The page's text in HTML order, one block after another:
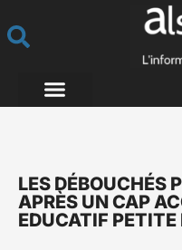
LES DÉBOUCHÉS
APRÈS UN CAP
EDUCATIF PETITE